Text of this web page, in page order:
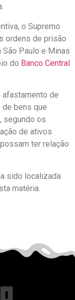
o Supremo
ordens de prisão
Paulo e Minas
do Banco Central
afastamento de
bens que
segundo os
de ativos
ter relação
sido localizada
matéria.